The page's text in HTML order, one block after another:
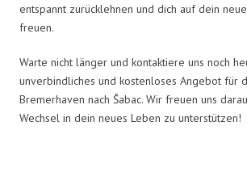
entspannt zurücklehnen und dich auf dein
freuen.
Warte nicht länger und kontaktiere uns noch
unverbindliches und kostenloses Angebot für
Bremerhaven nach Šabac. Wir freuen uns
Wechsel in dein neues Leben zu unterstützen!